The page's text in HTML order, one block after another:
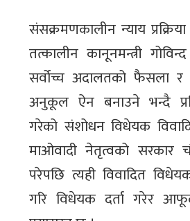
संसक्रमणकालीन न्याय
तत्कालीन कानूनमन्त्री
सर्वोच्च अदालतको फैसला र
अनुकूल ऐन बनाउने भन्दै
गरेको संशोधन विधेयक
माओवादी नेतृत्वको सरकार
परेपछि त्यही विवादित
गरि विधेयक दर्ता गरेर